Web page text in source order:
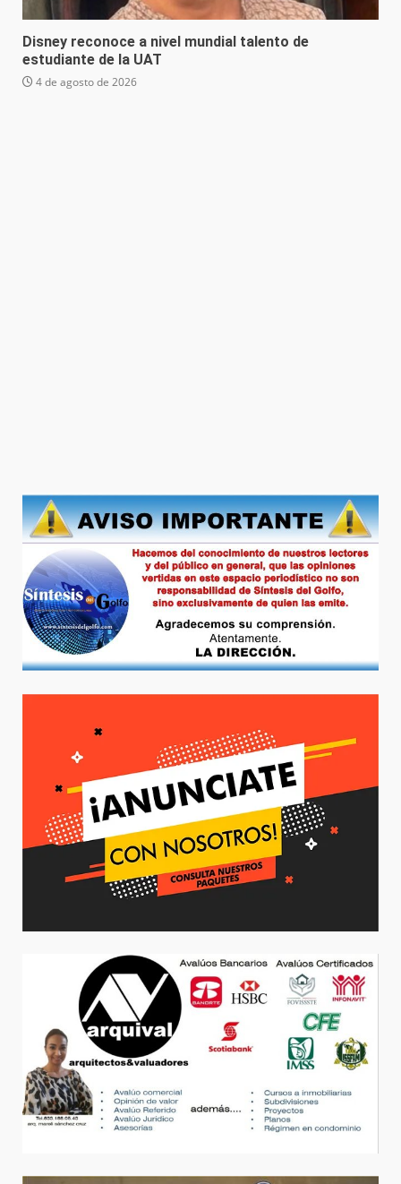
Disney reconoce a nivel mundial talento de
estudiante de la UAT
4 de agosto de 2026